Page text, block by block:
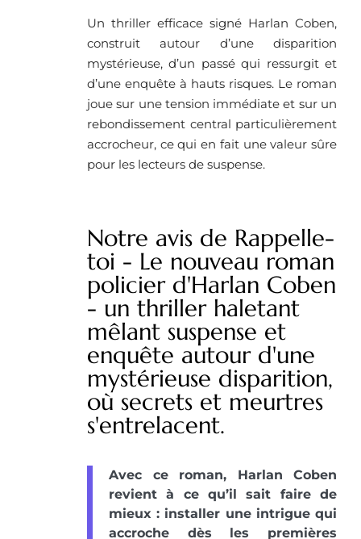
Un thriller efficace signé Harlan Coben,
construit autour d’une disparition
mystérieuse, d’un passé qui ressurgit et
d’une enquête à hauts risques. Le roman
joue sur une tension immédiate et sur un
rebondissement central particulièrement
accrocheur, ce qui en fait une valeur sûre
pour les lecteurs de suspense.
Notre avis de Rappelle-
toi - Le nouveau roman
policier d'Harlan Coben
- un thriller haletant
mêlant suspense et
enquête autour d'une
mystérieuse disparition,
où secrets et meurtres
s'entrelacent.
Avec ce roman, Harlan Coben
revient à ce qu’il sait faire de
mieux : installer une intrigue qui
accroche dès les premières